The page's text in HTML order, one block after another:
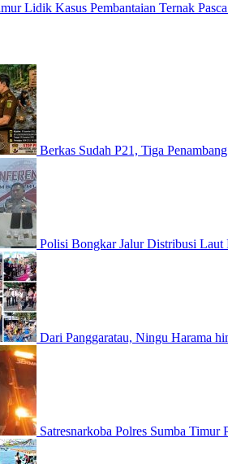
Lidik Kasus Pembantaian Ternak
Berkas Sudah P21, Tiga
Polisi Bongkar Jalur Distribusi
Dari Panggaratau, Ningu Harama
Satresnarkoba Polres Sumba